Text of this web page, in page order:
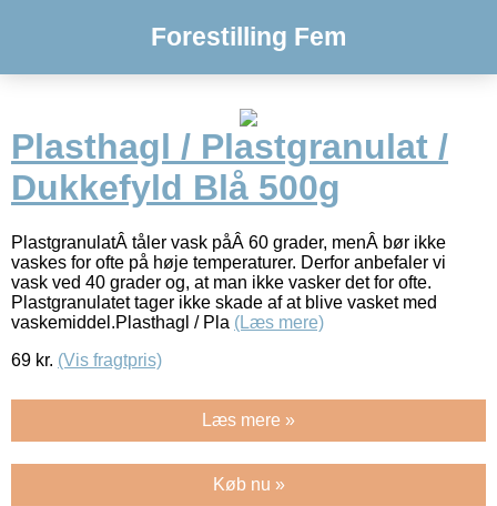
Forestilling Fem
Plasthagl / Plastgranulat /
Dukkefyld Blå 500g
PlastgranulatÂ tåler vask påÂ 60 grader, menÂ bør ikke
vaskes for ofte på høje temperaturer. Derfor anbefaler vi
vask ved 40 grader og, at man ikke vasker det for ofte.
Plastgranulatet tager ikke skade af at blive vasket med
vaskemiddel.Plasthagl / Pla (Læs mere)
69 kr. (Vis fragtpris)
Læs mere »
Køb nu »